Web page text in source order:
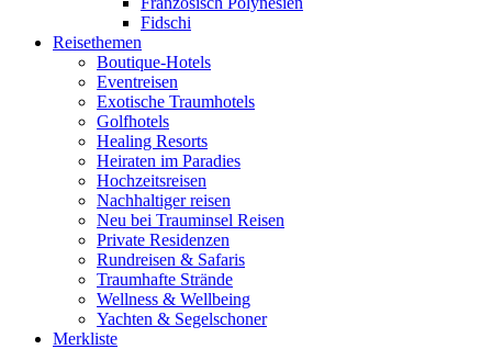
Fidschi
Reisethemen
Boutique-Hotels
Eventreisen
Exotische Traumhotels
Golfhotels
Healing Resorts
Heiraten im Paradies
Hochzeitsreisen
Nachhaltiger reisen
Neu bei Trauminsel Reisen
Private Residenzen
Rundreisen & Safaris
Traumhafte Strände
Wellness & Wellbeing
Yachten & Segelschoner
Merkliste